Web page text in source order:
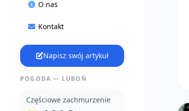
O nas
Kontakt
Napisz swój artykuł
POGODA — LUBOŃ
Częściowe zachmurzenie